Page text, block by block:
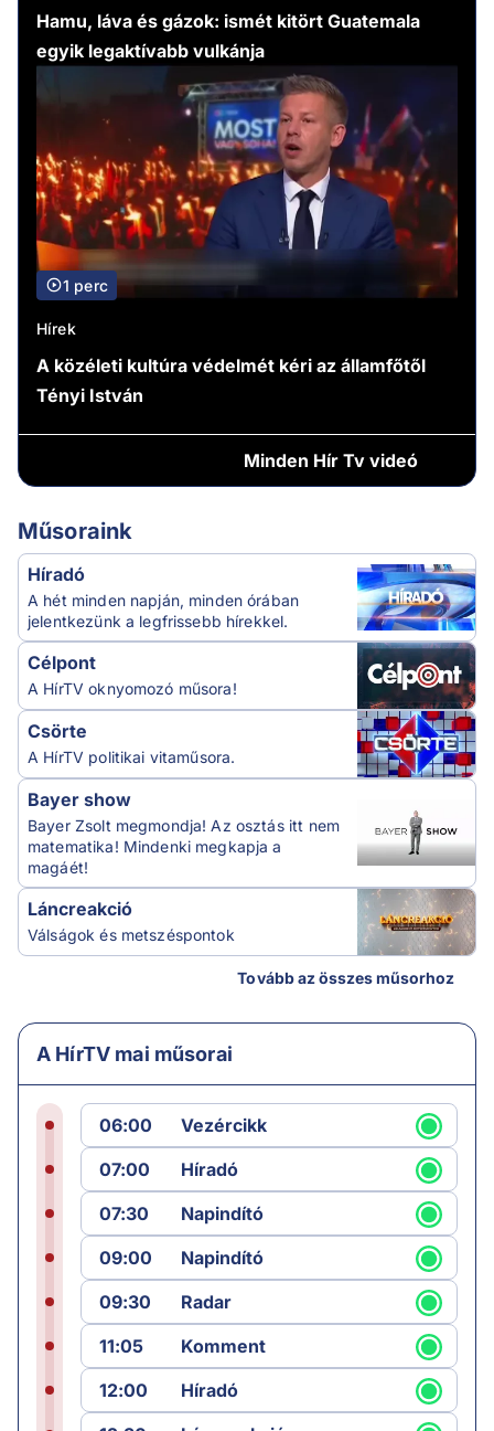
Hamu, láva és gázok: ismét kitört Guatemala
egyik legaktívabb vulkánja
1 perc
Hírek
A közéleti kultúra védelmét kéri az államfőtől
Tényi István
Minden Hír Tv videó
Műsoraink
Híradó
A hét minden napján, minden órában
jelentkezünk a legfrissebb hírekkel.
Célpont
A HírTV oknyomozó műsora!
Csörte
A HírTV politikai vitaműsora.
Bayer show
Bayer Zsolt megmondja! Az osztás itt nem
matematika! Mindenki megkapja a
magáét!
Láncreakció
Válságok és metszéspontok
Tovább az összes műsorhoz
A HírTV mai műsorai
06:00
Vezércikk
07:00
Híradó
07:30
Napindító
09:00
Napindító
09:30
Radar
11:05
Komment
12:00
Híradó